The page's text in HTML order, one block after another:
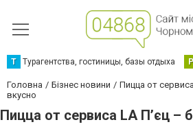
Т Турагентства, гостиницы, базы отдыха Р
Головна Бізнес новини
Пицца от
вкусно
Пицца от сервиса LA П’єц –